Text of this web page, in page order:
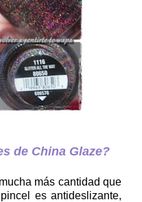
de China Glaze?
más cantidad que
es antideslizante,